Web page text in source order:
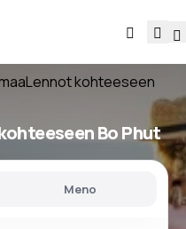
Lennot kohteeseen
Bo Phut
Meno